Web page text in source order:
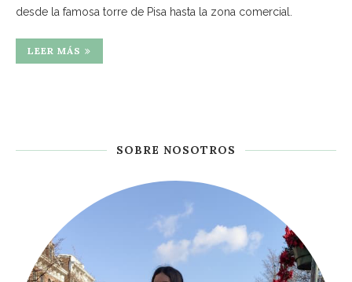
desde la famosa torre de Pisa hasta la zona comercial.
LEER MÁS
SOBRE NOSOTROS